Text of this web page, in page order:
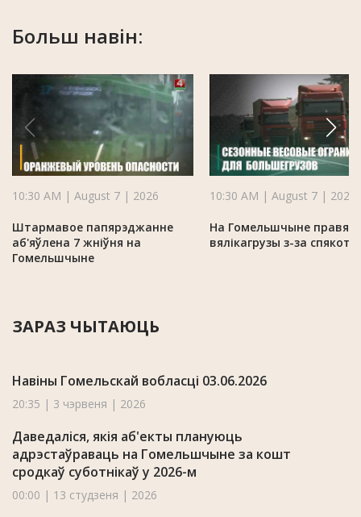
Больш навін:
10:30 AM | August 7 | 2026
Штармавое папярэджанне
аб'яўлена 7 жніўня на
Гомельшчыне
10:30 AM | August 7 | 2026
На Гомельшчыне
вялікагрузы з-за спякоты
ЗАРАЗ ЧЫТАЮЦЬ
Навіны Гомельскай вобласці 03.06.2026
20:35 | 3 чэрвеня | 2026
Даведаліся, якія аб'екты плануюць
адрэстаўраваць на Гомельшчыне за кошт
сродкаў суботнікаў у 2026-м
00:00 | 13 студзеня | 2026